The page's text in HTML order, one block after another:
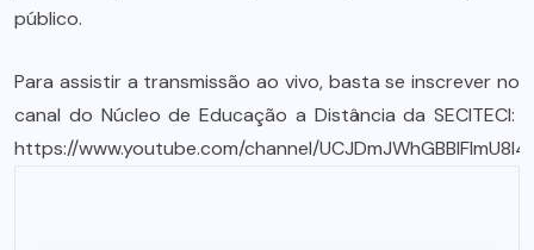
público.
Para assistir a transmissão ao vivo, basta se inscrever no
canal do Núcleo de Educação a Distância da SECITECI:
https://www.youtube.com/channel/